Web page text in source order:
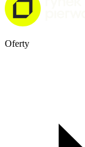
Oferty